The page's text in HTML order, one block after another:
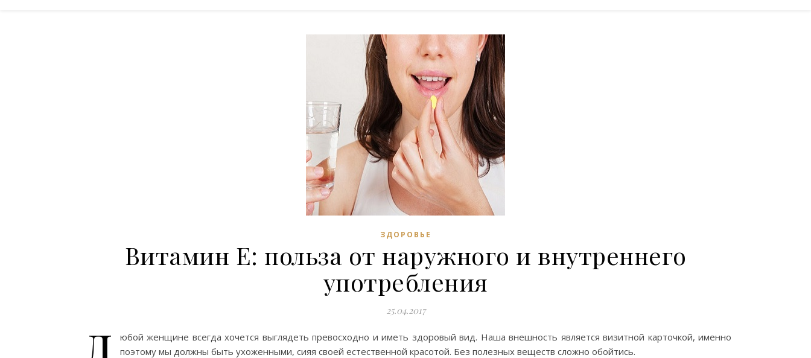
ЗДОРОВЬЕ
Витамин Е: польза от наружного и внутреннего
употребления
25.04.2017
юбой женщине всегда хочется выглядеть превосходно и иметь здоровый вид. Наша внешность является визитной карточкой, именно
поэтому мы должны быть ухоженными, сияя своей естественной красотой. Без полезных веществ сложно обойтись.